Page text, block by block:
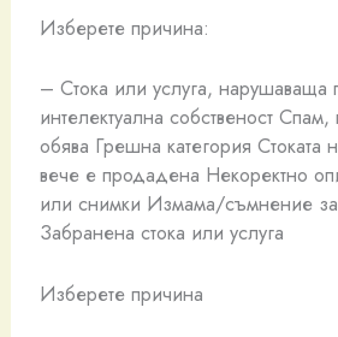
Изберете причина:
– Стока или услуга, нарушаваща
интелектуална собственост
обява Грешна категория Стоката
вече е продадена Некоректно
или снимки Измама/съмнение
Забранена стока или услуга
Изберете причина